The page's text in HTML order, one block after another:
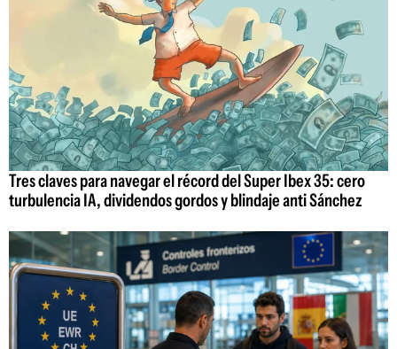
Tres claves para navegar el récord del Super Ibex 35: cero
turbulencia IA, dividendos gordos y blindaje anti Sánchez